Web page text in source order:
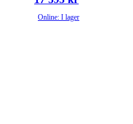
Online: I lager